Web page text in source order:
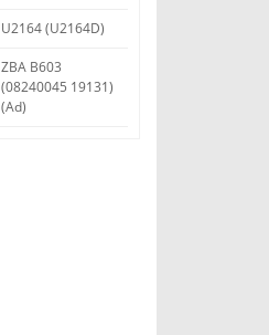
U2164 (U2164D)
ZBA B603
(08240045 19131)
(Ad)